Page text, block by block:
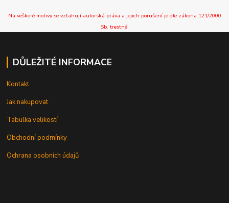
Na veškeré motivy se vztahují autorská práva a jejich porušení je dle zákona 121/2000
Sb. trestné.
DŮLEŽITÉ INFORMACE
Kontakt
Jak nakupovat
Tabulka velikostí
Obchodní podmínky
Ochrana osobních údajů